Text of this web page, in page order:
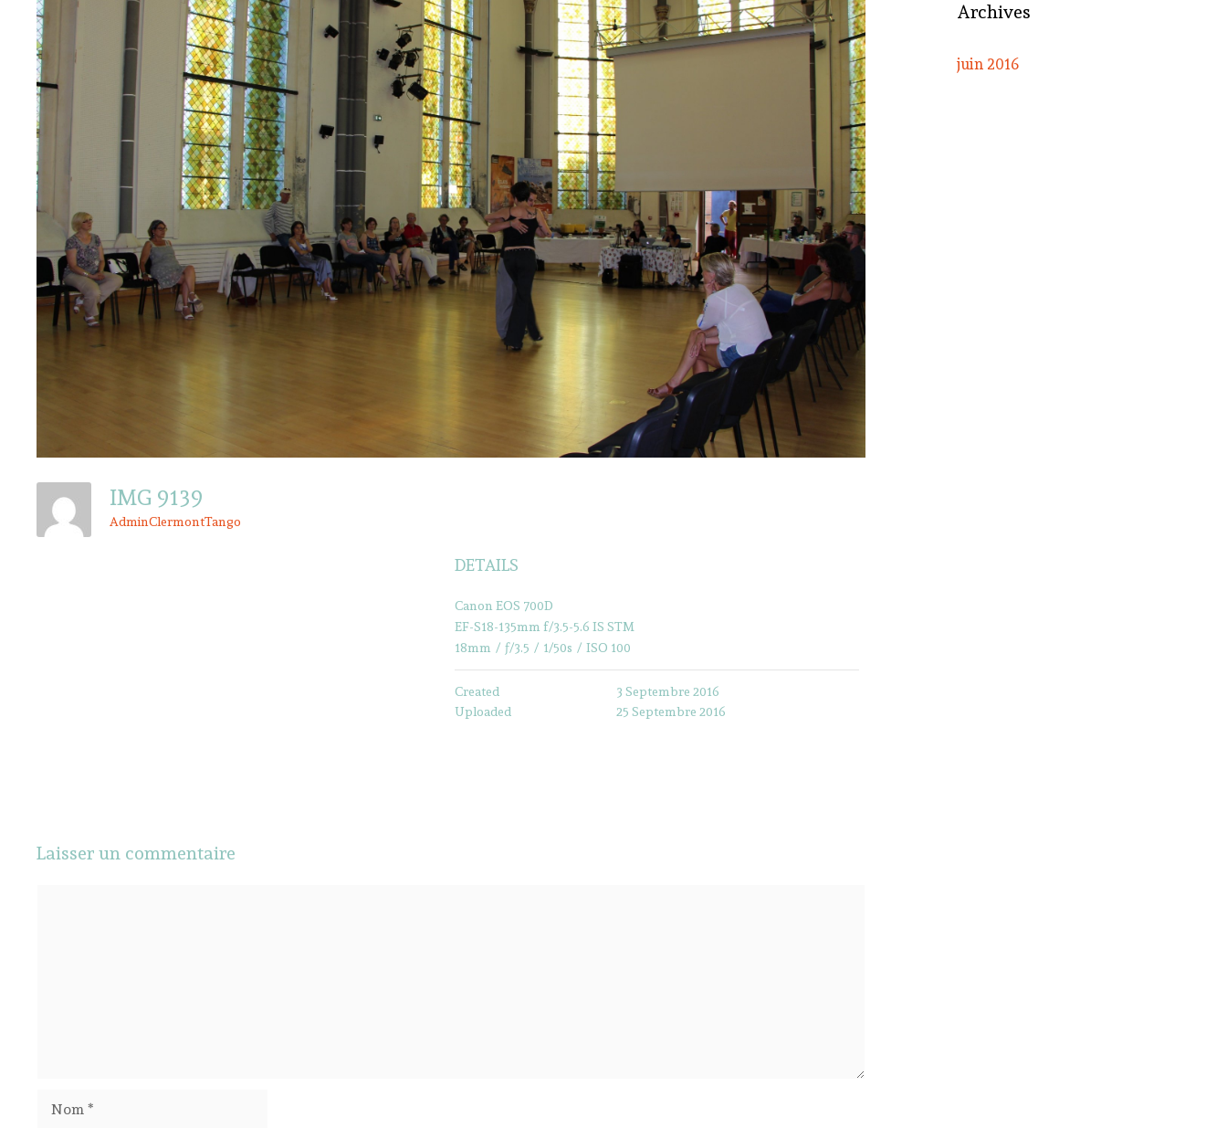
IMG 9139
AdminClermontTango
DETAILS
Canon EOS 700D
EF-S18-135mm f/3.5-5.6 IS STM
18mm / ƒ/3.5 / 1/50s / ISO 100
Created
3 Septembre 2016
Uploaded
25 Septembre 2016
Laisser un commentaire
Archives
juin 2016